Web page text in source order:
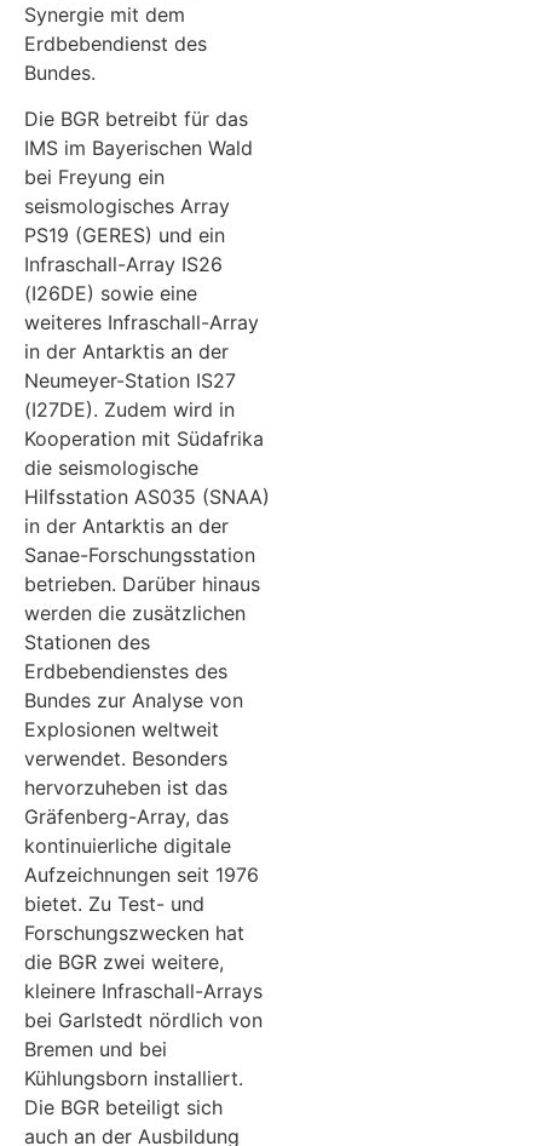
Synergie mit dem
Erdbebendienst des
Bundes.
Die BGR betreibt für das
IMS im Bayerischen Wald
bei Freyung ein
seismologisches Array
PS19 (GERES) und ein
Infraschall-Array IS26
(I26DE) sowie eine
weiteres Infraschall-Array
in der Antarktis an der
Neumeyer-Station IS27
(I27DE). Zudem wird in
Kooperation mit Südafrika
die seismologische
Hilfsstation AS035 (SNAA)
in der Antarktis an der
Sanae-Forschungsstation
betrieben. Darüber hinaus
werden die zusätzlichen
Stationen des
Erdbebendienstes des
Bundes zur Analyse von
Explosionen weltweit
verwendet. Besonders
hervorzuheben ist das
Gräfenberg-Array, das
kontinuierliche digitale
Aufzeichnungen seit 1976
bietet. Zu Test- und
Forschungszwecken hat
die BGR zwei weitere,
kleinere Infraschall-Arrays
bei Garlstedt nördlich von
Bremen und bei
Kühlungsborn installiert.
Die BGR beteiligt sich
auch an der Ausbildung